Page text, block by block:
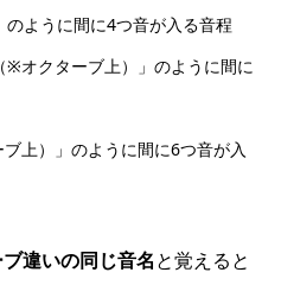
ように間に4つ音が入る音程
オクターブ上）」のように間に
上）」のように間に6つ音が入
違いの同じ音名と覚えると